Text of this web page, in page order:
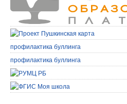
профилактика буллинга
профилактика буллинга